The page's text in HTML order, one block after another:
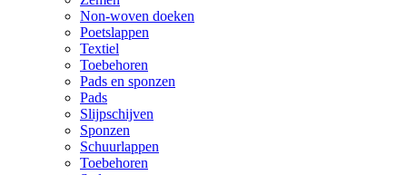
Non-woven doeken
Poetslappen
Textiel
Toebehoren
Pads en sponzen
Pads
Slijpschijven
Sponzen
Schuurlappen
Toebehoren